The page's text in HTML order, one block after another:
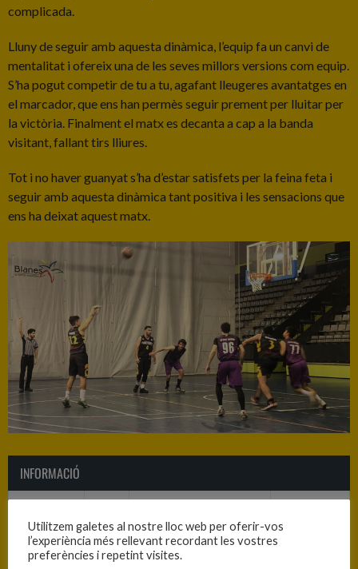
complicada.
Lluny de seguir amb aquesta dinàmica, l’equip fa un canvi de
mentalitat i ofereix una de les seves millors versions com equip.
S’ha pogut competir de tu a tu, agafant lleugeres avantatges en
el marcador, que ens han permès seguir prement per lluitar per
la victòria. Finalment el matx es decanta a cap a la banda
visitant, fallant tirs lliures.
Tot i no haver guanyat s’ha d’estar satisfets per la feina feta i
seguir amb aquesta dinàmica tant positiva i les sensacions que
ens ha deixat aquest matx.
INFORMACIÓ
26/11/2022 16:00 Sots 25 masculí 2022-23
Utilitzem galetes al nostre lloc web per oferir-vos
l’experiència més rellevant recordant les vostres
preferències i repetint visites.